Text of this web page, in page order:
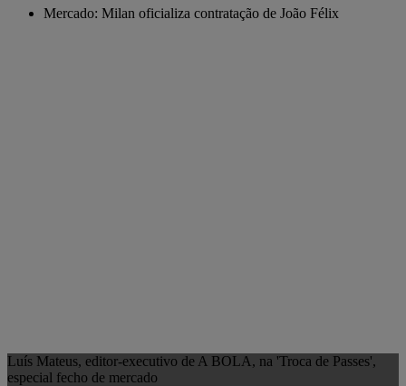
Mercado: Milan oficializa contratação de João Félix
Luís Mateus, editor-executivo de A BOLA, na 'Troca de Passes',
especial fecho de mercado